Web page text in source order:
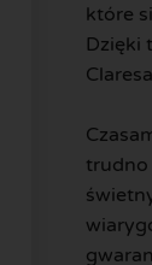
które
Dzięki
trudno